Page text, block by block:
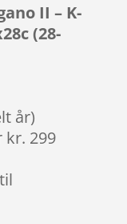
II – K-
(28-
år)
kr. 299